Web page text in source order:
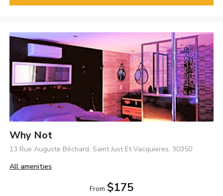
Why Not
13 Rue Auguste Béchard, Saint Just Et Vacquieres, 30350
All amenities
From $175